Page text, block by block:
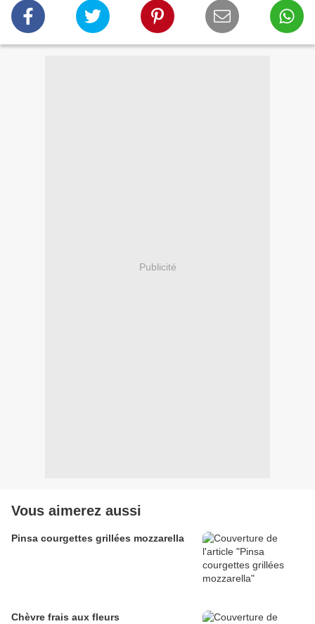
Publicité
Vous aimerez aussi
Pinsa courgettes grillées mozzarella
Chèvre frais aux fleurs